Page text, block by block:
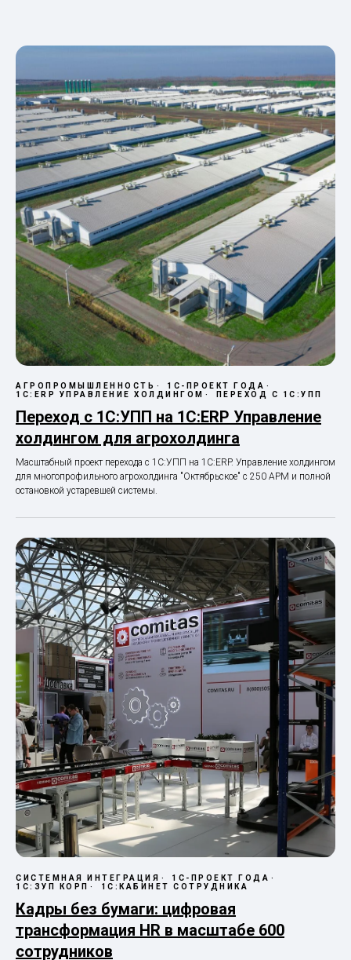
АГРОПРОМЫШЛЕННОСТЬ
1С-ПРОЕКТ ГОДА
1С:ERP УПРАВЛЕНИЕ ХОЛДИНГОМ
ПЕРЕХОД С 1С:УПП
Переход с 1С:УПП на 1С:ERP Управление
холдингом для агрохолдинга
Масштабный проект перехода с 1С:УПП на 1С:ERP. Управление холдингом
для многопрофильного агрохолдинга "Октябрьское" с 250 АРМ и полной
остановкой устаревшей системы.
СИСТЕМНАЯ ИНТЕГРАЦИЯ
1С-ПРОЕКТ ГОДА
1С:ЗУП КОРП
1С:КАБИНЕТ СОТРУДНИКА
Кадры без бумаги: цифровая
трансформация HR в масштабе 600
сотрудников